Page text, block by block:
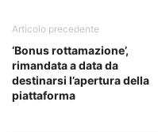
Articolo precedente
‘Bonus rottamazione’,
rimandata a data da
destinarsi l’apertura della
piattaforma